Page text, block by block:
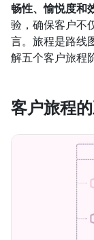
畅性、愉悦度和
验，确保客户不
言。旅程是路线
解五个客户旅程
客户旅程